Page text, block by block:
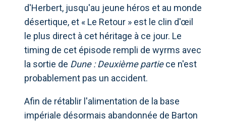
d'Herbert, jusqu'au jeune héros et au monde
désertique, et « Le Retour » est le clin d'œil
le plus direct à cet héritage à ce jour. Le
timing de cet épisode rempli de wyrms avec
la sortie de Dune : Deuxième partiece n'est
probablement pas un accident.
Afin de rétablir l'alimentation de la base
impériale désormais abandonnée de Barton